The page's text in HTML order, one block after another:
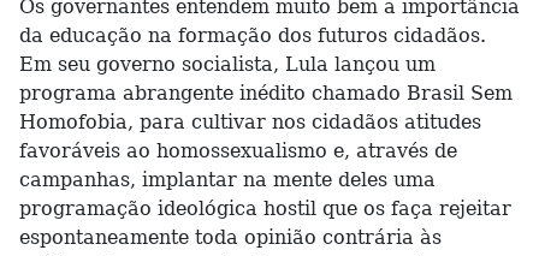
Os governantes entendem muito bem a importância
da educação na formação dos futuros cidadãos.
Em seu governo socialista, Lula lançou um
programa abrangente inédito chamado Brasil Sem
Homofobia, para cultivar nos cidadãos atitudes
favoráveis ao homossexualismo e, através de
campanhas, implantar na mente deles uma
programação ideológica hostil que os faça rejeitar
espontaneamente toda opinião contrária às